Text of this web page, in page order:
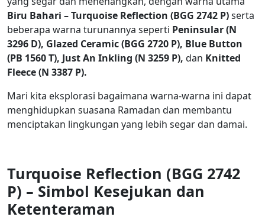
Biru Bahari – Turquoise Reflection (BGG 2742 P)serta
beberapa warna turunannya seperti Peninsular (N
3296 D), Glazed Ceramic (BGG 2720 P), Blue Button
(PB 1560 T), Just An Inkling (N 3259 P), dan Knitted
Fleece (N 3387 P).
Mari kita eksplorasi bagaimana warna-warna ini dapat
menghidupkan suasana Ramadan dan membantu
menciptakan lingkungan yang lebih segar dan damai.
Turquoise Reflection (BGG 2742
P) – Simbol Kesejukan dan
Ketenteraman